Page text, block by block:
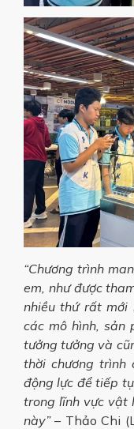
“Chương trình
em, như được
nhiều thứ rất mới
các mô hình, sản
tưởng tưởng và
thời chương trình
động lực để tiếp
trong lĩnh vực vật
này”– Thảo Chi